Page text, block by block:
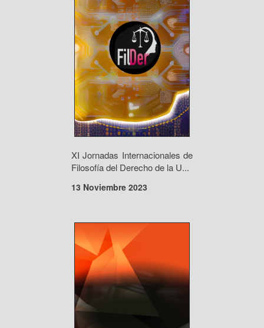
XI Jornadas Internacionales de
Filosofía del Derecho de la U...
13 Noviembre 2023